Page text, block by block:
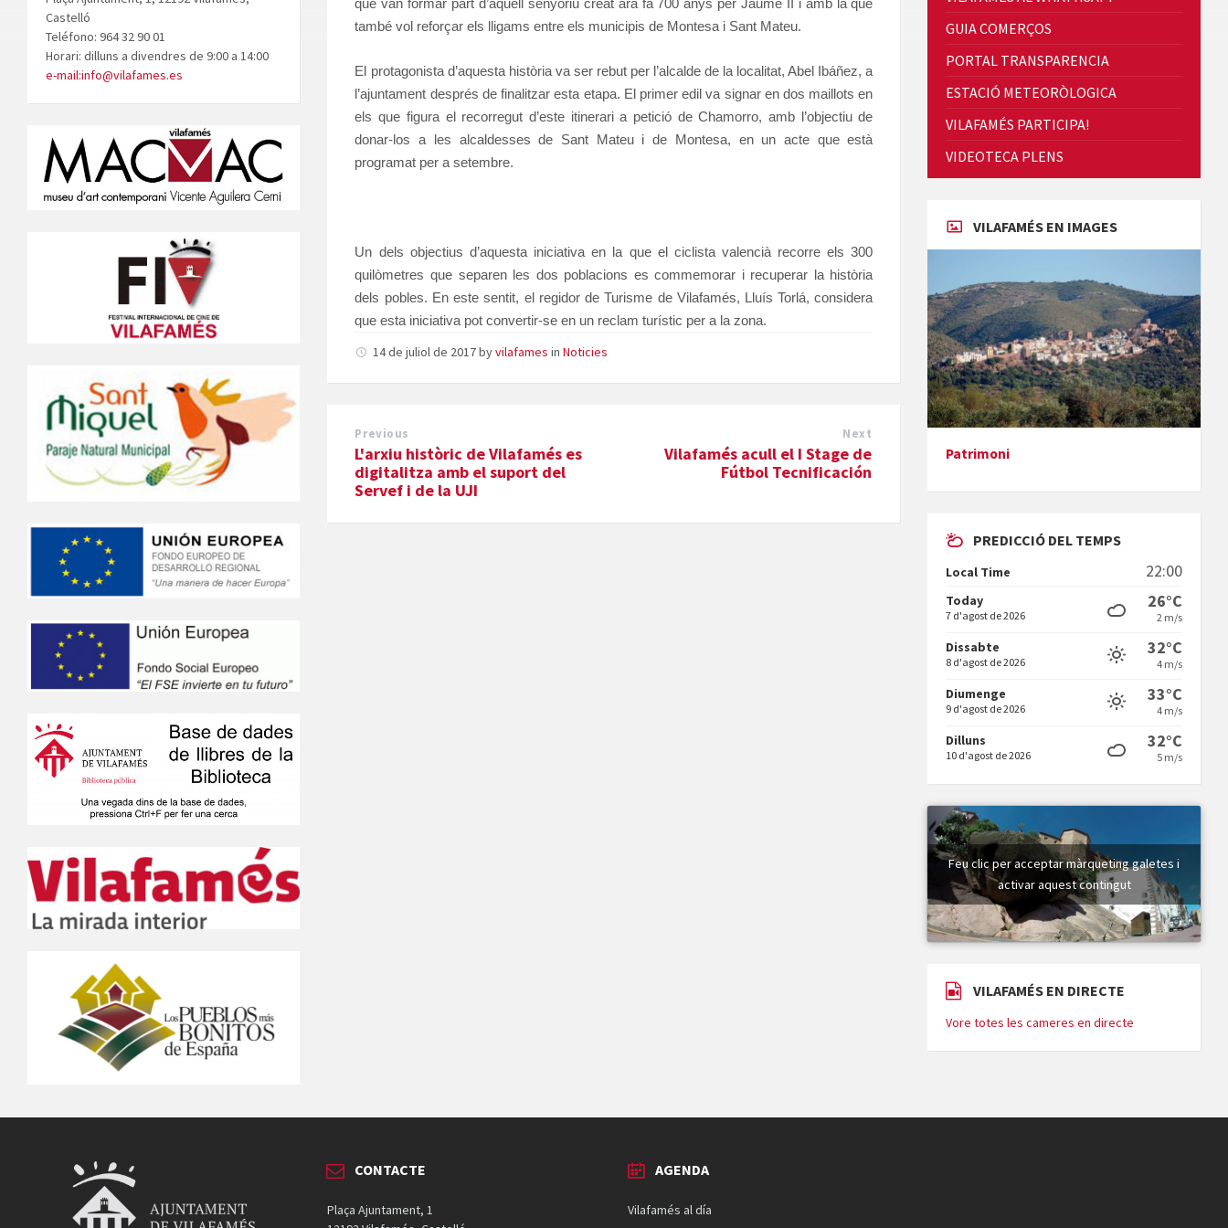
que van formar part d’aquell senyoriu creat ara fa 700 anys per Jaume II i amb la que
també vol reforçar els lligams entre els municipis de Montesa i Sant Mateu.
El protagonista d’aquesta història va ser rebut per l’alcalde de la localitat, Abel Ibáñez, a
l’ajuntament després de finalitzar esta etapa. El primer edil va signar en dos maillots en
els que figura el recorregut d’este itinerari a petició de Chamorro, amb l’objectiu de
donar-los a les alcaldesses de Sant Mateu i de Montesa, en un acte que està
programat per a setembre.
Un dels objectius d’aquesta iniciativa en la que el ciclista valencià recorre els 300
quilòmetres que separen les dos poblacions es commemorar i recuperar la història
dels pobles. En este sentit, el regidor de Turisme de Vilafamés, Lluís Torlá, considera
que esta iniciativa pot convertir-se en un reclam turístic per a la zona.
14 de juliol de 2017byvilafames inNoticies
Previous
L'arxiu històric de Vilafamés es
digitalitza amb el suport del
Servef i de la UJI
Next
Vilafamés acull el I Stage de
Fútbol Tecnificación
Castelló
Teléfono: 964 32 90 01
Horari: dilluns a divendres de 9:00 a 14:00
e-mail:info@vilafames.es
Cicle de Cine i Dones rurals
Concerts al Museu
mare&quot;, d'Emma Zafon
En Bum
Vermuts a la Font. Hit parit
GUIA COMERÇOS
PORTAL TRANSPARENCIA
ESTACIÓ METEORÒLOGICA
VILAFAMÉS PARTICIPA!
VIDEOTECA PLENS
VILAFAMÉS EN IMAGES
Patrimoni
PREDICCIÓ DEL TEMPS
Local Time 22:00
Today
7 d'agost de 2026
26°C
2 m/s
Dissabte
8 d'agost de 2026
32°C
4 m/s
Diumenge
9 d'agost de 2026
33°C
4 m/s
Dilluns
10 d'agost de 2026
32°C
5 m/s
Feu clic per acceptar màrqueting galetes i
activar aquest contingut
VILAFAMÉS EN DIRECTE
Vore totes les cameres en directe
CONTACTE
Plaça Ajuntament, 1
AGENDA
Vilafamés al día